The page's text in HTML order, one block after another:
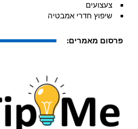
צעצועים
שיפוץ חדרי אמבטיה
פרסום מאמרים: